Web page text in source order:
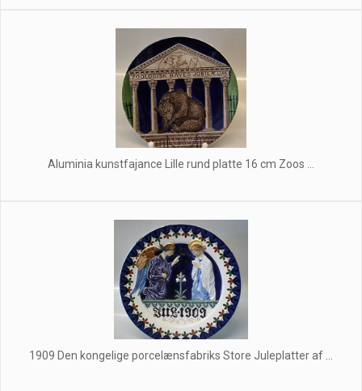
Aluminia kunstfajance Lille rund platte 16 cm Zoos ...
1909 Den kongelige porcelænsfabriks Store Juleplatter af ...